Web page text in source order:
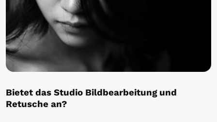
Bietet das Studio Bildbearbeitung und
Retusche an?